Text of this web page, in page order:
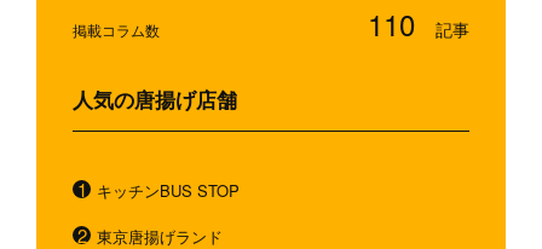
掲載コラム数 110
人気の唐揚げ店舗
キッチンBUS STOP
東京唐揚げランド